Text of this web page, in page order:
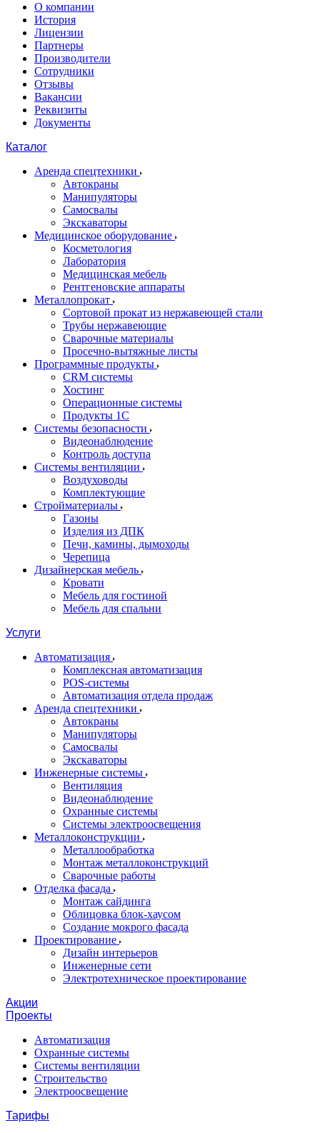
О компании
История
Лицензии
Партнеры
Производители
Сотрудники
Отзывы
Вакансии
Реквизиты
Документы
Каталог
Аренда спецтехники
Автокраны
Манипуляторы
Самосвалы
Экскаваторы
Медицинское оборудование
Косметология
Лаборатория
Медицинская мебель
Рентгеновские аппараты
Металлопрокат
Сортовой прокат из нержавеющей стали
Трубы нержавеющие
Сварочные материалы
Просечно-вытяжные листы
Программные продукты
CRM системы
Хостинг
Операционные системы
Продукты 1С
Системы безопасности
Видеонаблюдение
Контроль доступа
Системы вентиляции
Воздуховоды
Комплектующие
Стройматериалы
Газоны
Изделия из ДПК
Печи, камины, дымоходы
Черепица
Дизайнерская мебель
Кровати
Мебель для гостиной
Мебель для спальни
Услуги
Автоматизация
Комплексная автоматизация
POS-системы
Автоматизация отдела продаж
Аренда спецтехники
Автокраны
Манипуляторы
Самосвалы
Экскаваторы
Инженерные системы
Вентиляция
Видеонаблюдение
Охранные системы
Системы электроосвещения
Металлоконструкции
Металлообработка
Монтаж металлоконструкций
Сварочные работы
Отделка фасада
Монтаж сайдинга
Облицовка блок-хаусом
Создание мокрого фасада
Проектирование
Дизайн интерьеров
Инженерные сети
Электротехническое проектирование
Акции
Проекты
Автоматизация
Охранные системы
Системы вентиляции
Строительство
Электроосвещение
Тарифы